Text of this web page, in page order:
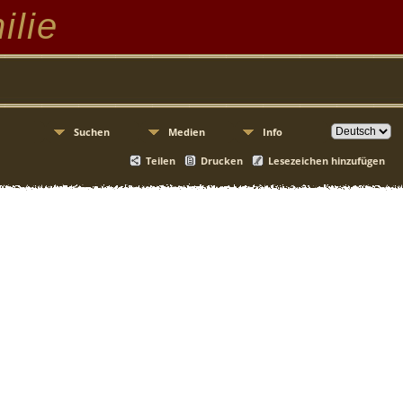
Suchen Medien Info
Teilen Drucken Lesezeichen hinzufügen